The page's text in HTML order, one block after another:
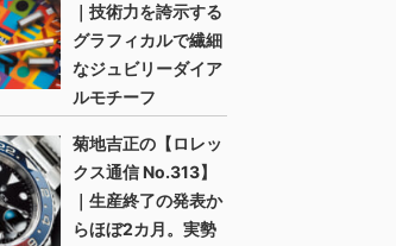
｜技術力を誇示する
グラフィカルで繊細
なジュビリーダイア
ルモチーフ
菊地吉正の【ロレッ
クス通信 No.313】
｜生産終了の発表か
らほぼ2カ月。実勢